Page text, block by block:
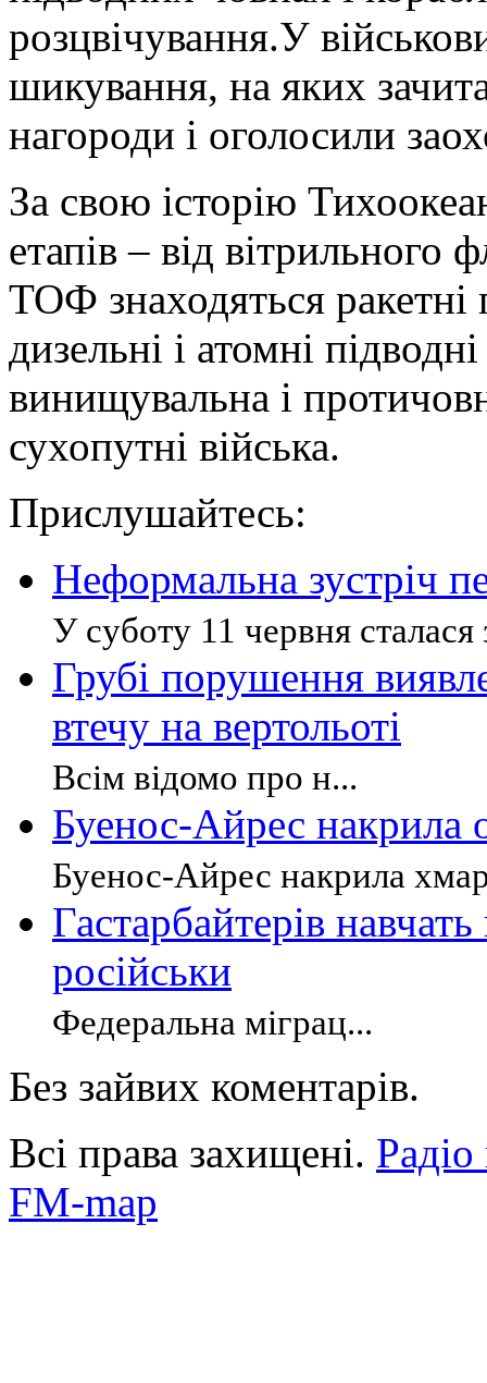
розцвічування.У
шикування, на яких
нагороди і оголосили
За свою історію
етапів – від вітрильного
ТОФ знаходяться ракетні
дизельні і атомні
винищувальна і
сухопутні війська.
Прислушайтесь:
Неформальна зустріч
У суботу 11 червня сталася
Грубі порушення
втечу на вертольоті
Всім відомо про н...
Буенос-Айрес накрила
Буенос-Айрес накрила
Гастарбайтерів
російськи
Федеральна міграц...
Без зайвих коментарів.
Всі права захищені.
FM-map